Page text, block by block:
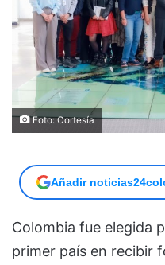
Foto: Cortesía
Añadir
Colombia fue elegida
primer país en recibir